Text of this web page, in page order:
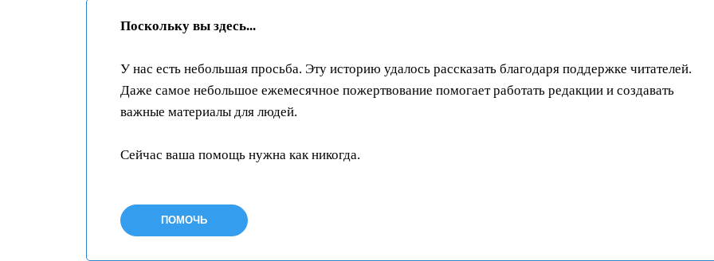
Поскольку вы здесь...
У нас есть небольшая просьба. Эту историю удалось рассказать благодаря поддержке читателей.
Даже самое небольшое ежемесячное пожертвование помогает работать редакции и создавать
важные материалы для людей.
Сейчас ваша помощь нужна как никогда.
ПОМОЧЬ